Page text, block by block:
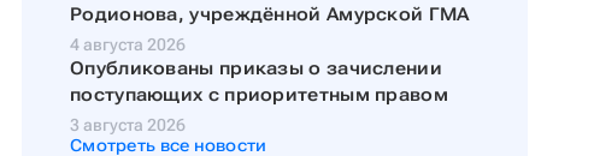
Родионова, учреждённой Амурской ГМА
4 августа 2026
Опубликованы приказы о зачислении
поступающих с приоритетным правом
3 августа 2026
Смотреть все новости